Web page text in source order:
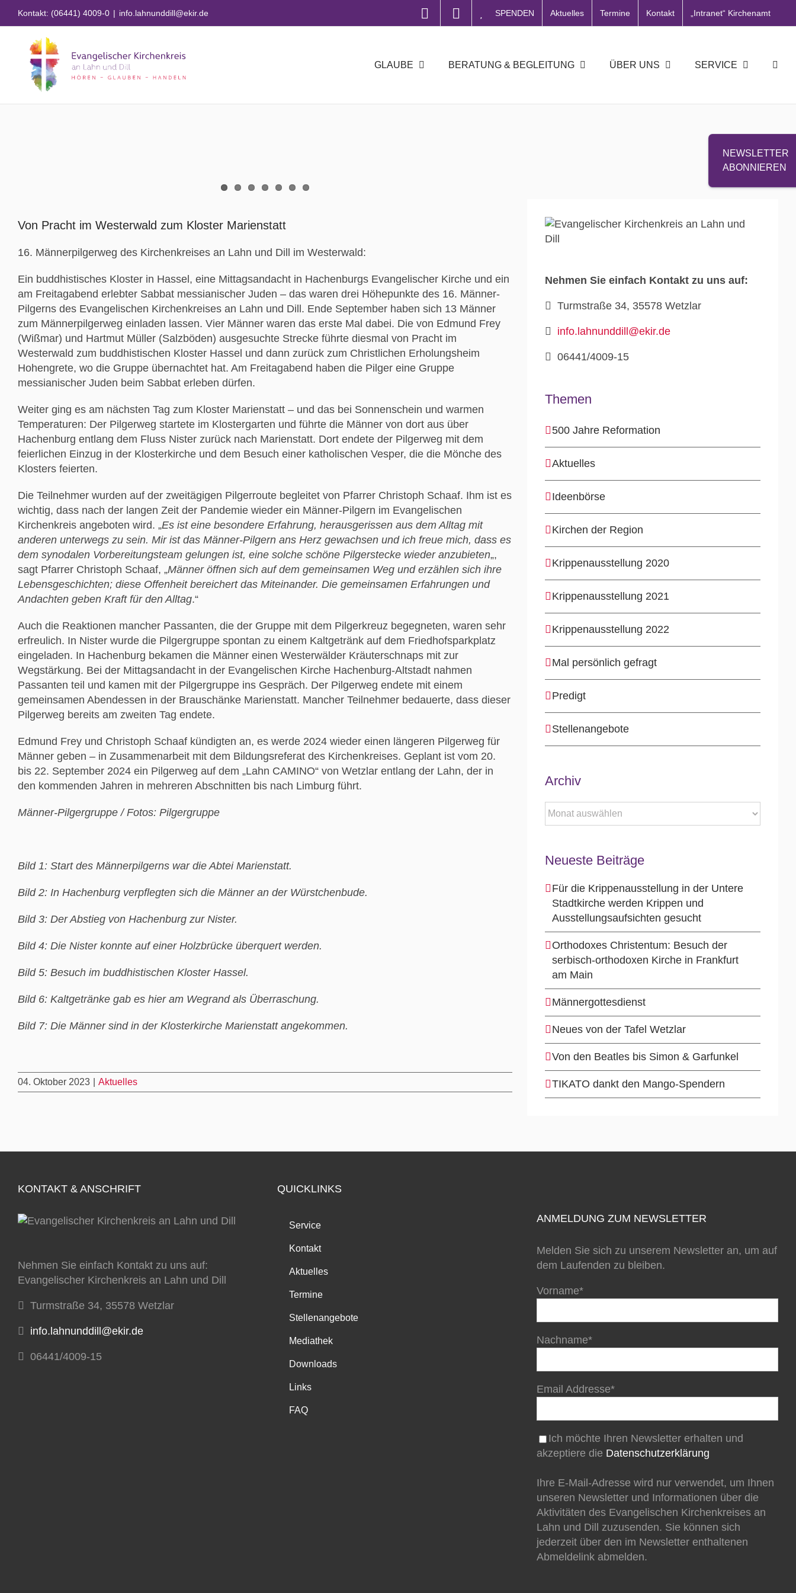
Kontakt: (06441) 4009-0 | info.lahnunddill@ekir.de SPENDEN Aktuelles Termine Kontakt „Intranet“ Kirchenamt
GLAUBE BERATUNG & BEGLEITUNG ÜBER UNS SERVICE
NEWSLETTER
ABONNIEREN
grösseres
Von Pracht im Westerwald zum Kloster Marienstatt
16. Männerpilgerweg des Kirchenkreises an Lahn und Dill im Westerwald:
Ein buddhistisches Kloster in Hassel, eine Mittagsandacht in Hachenburgs Evangelischer Kirche und ein
am Freitagabend erlebter Sabbat messianischer Juden – das waren drei Höhepunkte des 16. Männer-
Pilgerns des Evangelischen Kirchenkreises an Lahn und Dill. Ende September haben sich 13 Männer
zum Männerpilgerweg einladen lassen. Vier Männer waren das erste Mal dabei. Die von Edmund Frey
(Wißmar) und Hartmut Müller (Salzböden) ausgesuchte Strecke führte diesmal von Pracht im
Westerwald zum buddhistischen Kloster Hassel und dann zurück zum Christlichen Erholungsheim
Hohengrete, wo die Gruppe übernachtet hat. Am Freitagabend haben die Pilger eine Gruppe
messianischer Juden beim Sabbat erleben dürfen.
Weiter ging es am nächsten Tag zum Kloster Marienstatt – und das bei Sonnenschein und warmen
Temperaturen: Der Pilgerweg startete im Klostergarten und führte die Männer von dort aus über
Hachenburg entlang dem Fluss Nister zurück nach Marienstatt. Dort endete der Pilgerweg mit dem
feierlichen Einzug in der Klosterkirche und dem Besuch einer katholischen Vesper, die die Mönche des
Klosters feierten.
Die Teilnehmer wurden auf der zweitägigen Pilgerroute begleitet von Pfarrer Christoph Schaaf. Ihm ist es
wichtig, dass nach der langen Zeit der Pandemie wieder ein Männer-Pilgern im Evangelischen
Kirchenkreis angeboten wird. „Es ist eine besondere Erfahrung, herausgerissen aus dem Alltag mit
anderen unterwegs zu sein. Mir ist das Männer-Pilgern ans Herz gewachsen und ich freue mich, dass es
dem synodalen Vorbereitungsteam gelungen ist, eine solche schöne Pilgerstecke wieder anzubieten„,
sagt Pfarrer Christoph Schaaf, „Männer öffnen sich auf dem gemeinsamen Weg und erzählen sich ihre
Lebensgeschichten; diese Offenheit bereichert das Miteinander. Die gemeinsamen Erfahrungen und
Andachten geben Kraft für den Alltag.“
Auch die Reaktionen mancher Passanten, die der Gruppe mit dem Pilgerkreuz begegneten, waren sehr
erfreulich. In Nister wurde die Pilgergruppe spontan zu einem Kaltgetränk auf dem Friedhofsparkplatz
eingeladen. In Hachenburg bekamen die Männer einen Westerwälder Kräuterschnaps mit zur
Wegstärkung. Bei der Mittagsandacht in der Evangelischen Kirche Hachenburg-Altstadt nahmen
Passanten teil und kamen mit der Pilgergruppe ins Gespräch. Der Pilgerweg endete mit einem
gemeinsamen Abendessen in der Brauschänke Marienstatt. Mancher Teilnehmer bedauerte, dass dieser
Pilgerweg bereits am zweiten Tag endete.
Edmund Frey und Christoph Schaaf kündigten an, es werde 2024 wieder einen längeren Pilgerweg für
Männer geben – in Zusammenarbeit mit dem Bildungsreferat des Kirchenkreises. Geplant ist vom 20.
bis 22. September 2024 ein Pilgerweg auf dem „Lahn CAMINO“ von Wetzlar entlang der Lahn, der in
den kommenden Jahren in mehreren Abschnitten bis nach Limburg führt.
Männer-Pilgergruppe / Fotos: Pilgergruppe
Bild 1: Start des Männerpilgerns war die Abtei Marienstatt.
Bild 2: In Hachenburg verpflegten sich die Männer an der Würstchenbude.
Bild 3: Der Abstieg von Hachenburg zur Nister.
Bild 4: Die Nister konnte auf einer Holzbrücke überquert werden.
Bild 5: Besuch im buddhistischen Kloster Hassel.
Bild 6: Kaltgetränke gab es hier am Wegrand als Überraschung.
Bild 7: Die Männer sind in der Klosterkirche Marienstatt angekommen.
04. Oktober 2023 Aktuelles
Nehmen Sie einfach Kontakt zu uns auf:
Turmstraße 34, 35578 Wetzlar
info.lahnunddill@ekir.de
06441/4009-15
Themen
500 Jahre Reformation
Aktuelles
Ideenbörse
Kirchen der Region
Krippenausstellung 2020
Krippenausstellung 2021
Krippenausstellung 2022
Mal persönlich gefragt
Predigt
Stellenangebote
Archiv
Archiv
Neueste Beiträge
Für die Krippenausstellung in der Untere
Stadtkirche werden Krippen und
Ausstellungsaufsichten gesucht
Orthodoxes Christentum: Besuch der
serbisch-orthodoxen Kirche in Frankfurt
am Main
Männergottesdienst
Neues von der Tafel Wetzlar
Von den Beatles bis Simon & Garfunkel
TIKATO dankt den Mango-Spendern
KONTAKT & ANSCHRIFT
Nehmen Sie einfach Kontakt zu uns auf:
Evangelischer Kirchenkreis an Lahn und Dill
Turmstraße 34, 35578 Wetzlar
info.lahnunddill@ekir.de
06441/4009-15
QUICKLINKS
Service
Kontakt
Aktuelles
Termine
Stellenangebote
Mediathek
Downloads
Links
FAQ
ANMELDUNG ZUM NEWSLETTER
Melden Sie sich zu unserem Newsletter an, um auf
dem Laufenden zu bleiben.
Vorname*
Nachname*
Email Addresse*
Ich möchte Ihren Newsletter erhalten und
akzeptiere die Datenschutzerklärung
Ihre E-Mail-Adresse wird nur verwendet, um Ihnen
unseren Newsletter und Informationen über die
Aktivitäten des Evangelischen Kirchenkreises an
Lahn und Dill zuzusenden. Sie können sich
jederzeit über den im Newsletter enthaltenen
Abmeldelink abmelden.